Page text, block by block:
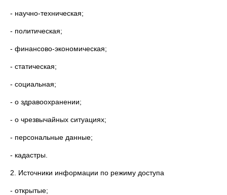
- научно-техническая;
- политическая;
- финансово-экономическая;
- статическая;
- социальная;
- о здравоохранении;
- о чрезвычайных ситуациях;
- персональные данные;
- кадастры.
2. Источники информации по режиму доступа
- открытые;